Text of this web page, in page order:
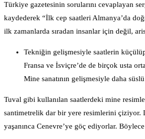
Türkiye gazetesinin sorularını cevaplayan
kaydederek “İlk cep saatleri Almanya’da
ilk zamanlarda sıradan insanlar için değil,
Tekniğin gelişmesiyle saatlerin
Fransa ve İsviçre’de de birçok usta
Mine sanatının gelişmesiyle daha
Tuval gibi kullanılan saatlerdeki mine
santimetrelik dar bir yere resimlerini çiziyor.
yaşanınca Cenevre’ye göç ediyorlar.